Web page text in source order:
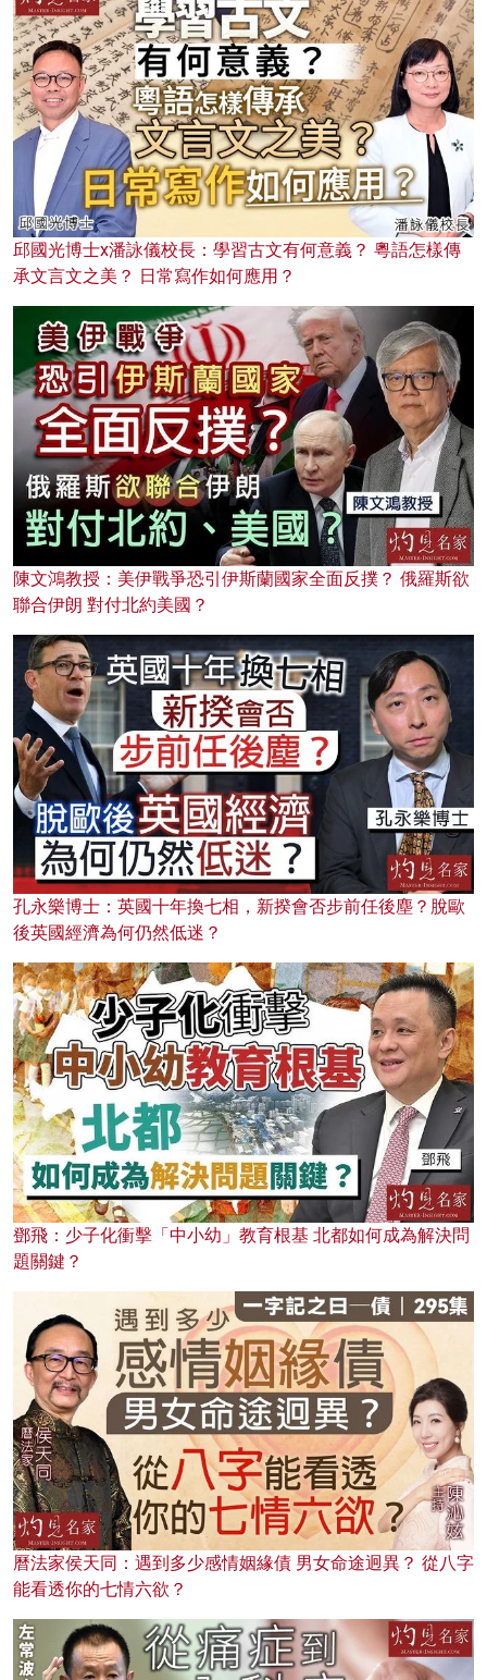
邱國光博士x潘詠儀校長：學習古文有何意義？ 粵語怎樣傳
承文言文之美？ 日常寫作如何應用？
陳文鴻教授：美伊戰爭恐引伊斯蘭國家全面反撲？ 俄羅斯欲
聯合伊朗 對付北約美國？
孔永樂博士：英國十年換七相，新揆會否步前任後塵？脫歐
後英國經濟為何仍然低迷？
鄧飛：少子化衝擊「中小幼」教育根基 北都如何成為解決問
題關鍵？
曆法家侯天同：遇到多少感情姻緣債 男女命途迥異？ 從八字
能看透你的七情六欲？